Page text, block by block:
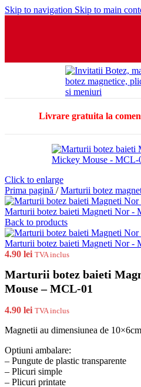
Skip to navigation Skip to main
Livrare gratuita la
Click to enlarge
Prima pagină / Marturii botez
Marturii botez baieti Magneti Nor -
Back to products
Marturii botez baieti Magneti Nor -
4.90 lei TVA inclus
Marturii botez baieti
Mouse – MCL-01
4.90 lei TVA inclus
Magnetii au dimensiunea de
Optiuni ambalare:
– Pungute de plastic transparente
– Plicuri simple
– Plicuri printate